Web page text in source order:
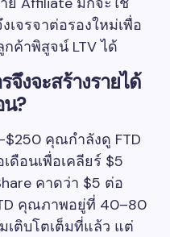
เจรจาต่อรองใหม่เพื่อ
กค้าพิสูจน์ LTV ได้
จึงจะสร้างรายได้
?
คุณกำลังดู FTD
ดือนเพื่อเคลียร์ $5
คาดว่า $5 ต่อ
คุณภาพอยู่ที่ 40–80
เติบโตเต็มที่แล้ว แต่